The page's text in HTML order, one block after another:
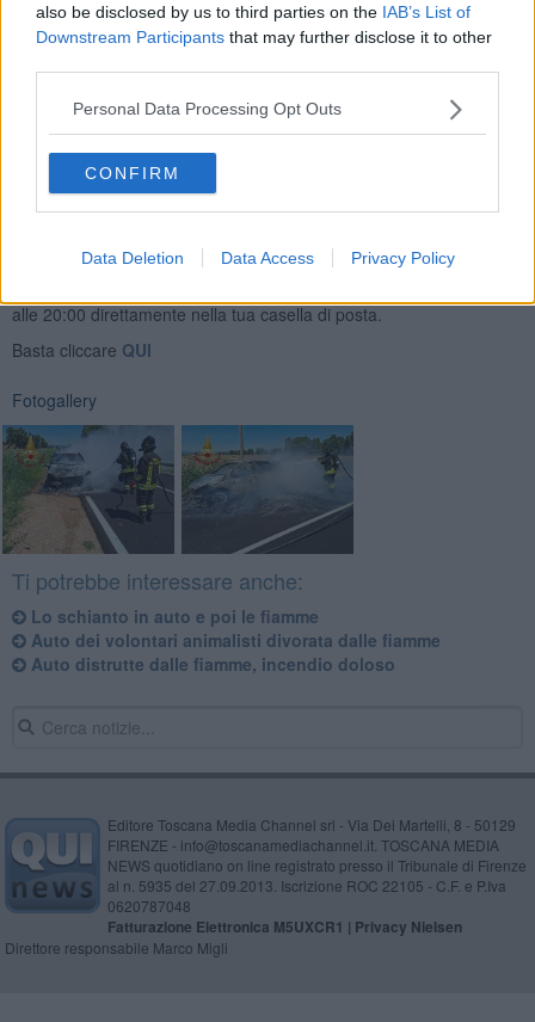
also be disclosed by us to third parties on the IAB’s List of
Downstream Participants that may further disclose it to other
Personal Data Processing Opt Outs
CONFIRM
Data Deletion Data Access Privacy Policy
I vigili del fuoco intervenuti sul posto hanno estinto il rogo evitando
che le fiamme si propagassero ai campi adiacenti. L’autovettura è
andata completamente distrutta.
Sul posto è intervenuta anche la polizia municipale.
Se vuoi leggere le notizie principali della Toscana iscriviti alla
alle 20:00 direttamente nella tua casella di posta.
Basta cliccare QUI
Fotogallery
Ti potrebbe interessare anche:
Lo schianto in auto e poi le fiamme
Auto dei volontari animalisti divorata dalle fiamme
Auto distrutte dalle fiamme, incendio doloso
Editore Toscana Media Channel srl - Via Dei Martelli, 8 - 50129
FIRENZE - info@toscanamediachannel.it. TOSCANA MEDIA
NEWS quotidiano on line registrato presso il Tribunale di Firenze
al n. 5935 del 27.09.2013. Iscrizione ROC 22105 - C.F. e P.Iva
0620787048
Fatturazione Elettronica M5UXCR1 | Privacy Nielsen
Direttore responsabile Marco Migli